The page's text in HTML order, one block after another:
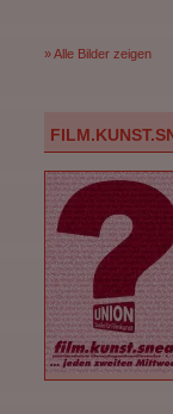
» Alle Bilder zeigen